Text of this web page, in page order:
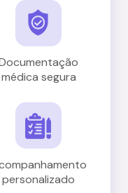
médica segura
personalizado